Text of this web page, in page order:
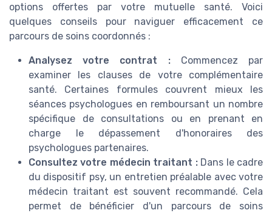
options offertes par votre mutuelle santé. Voici
quelques conseils pour naviguer efficacement ce
parcours de soins coordonnés :
Analysez votre contrat :Commencez par
examiner les clauses de votre complémentaire
santé. Certaines formules couvrent mieux les
séances psychologues en remboursant un nombre
spécifique de consultations ou en prenant en
charge le dépassement d'honoraires des
psychologues partenaires.
Consultez votre médecin traitant :Dans le cadre
du dispositif psy, un entretien préalable avec votre
médecin traitant est souvent recommandé. Cela
permet de bénéficier d'un parcours de soins